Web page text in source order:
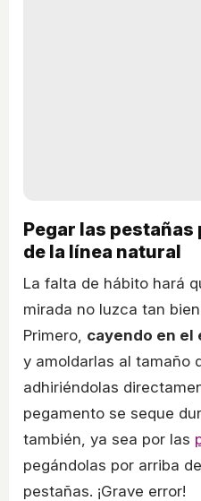
Pegar las
de la línea natural
La falta de hábito hará
mirada no luzca tan
Primero, cayendo en el
y amoldarlas al tamaño
adhiriéndolas
pegamento se seque
también, ya sea por las
pegándolas por arriba
pestañas. ¡Grave error!